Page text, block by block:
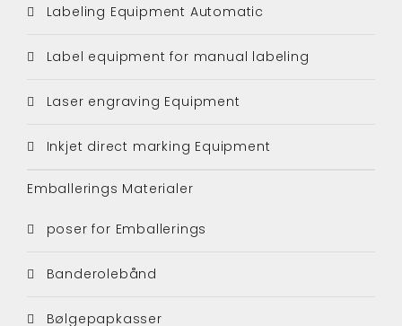
Labeling Equipment Automatic
Label equipment for manual labeling
Laser engraving Equipment
Inkjet direct marking Equipment
Emballerings Materialer
poser for Emballerings
Banderolebånd
Bølgepapkasser